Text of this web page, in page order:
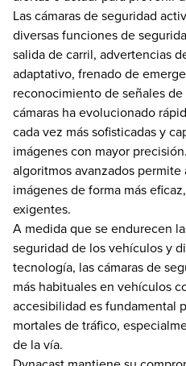
Las cámaras de seguridad
diversas funciones de
salida de carril, advertencias
adaptativo, frenado de
reconocimiento de señales
cámaras ha evolucionado
cada vez más sofisticadas y
imágenes con mayor
algoritmos avanzados permite
imágenes de forma más
exigentes.
A medida que se endurecen
seguridad de los vehículos y
tecnología, las cámaras de
más habituales en vehículos
accesibilidad es fundamental
mortales de tráfico,
de la vía.